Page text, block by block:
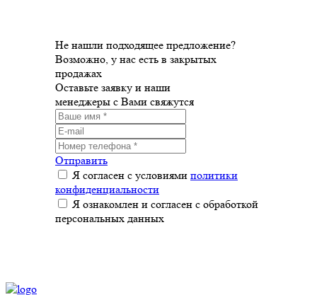
Не нашли подходящее предложение?
Возможно, у нас есть в закрытых
продажах
Оставьте заявку и наши
менеджеры с Вами свяжутся
Отправить
Я согласен с условиями политики
конфиденциальности
Я ознакомлен и согласен с обработкой
персональных данных